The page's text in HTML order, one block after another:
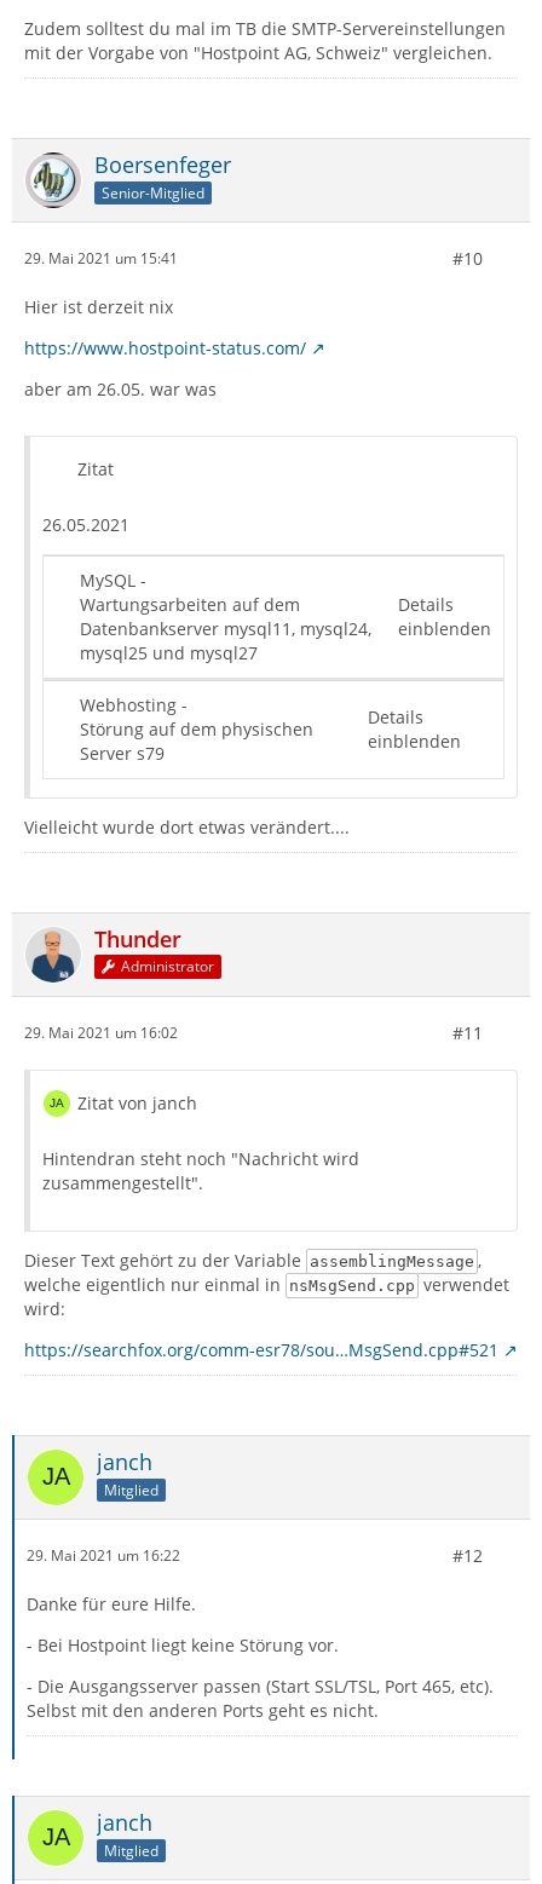
Zudem solltest du mal im TB die SMTP-Servereinstellungen
mit der Vorgabe von "Hostpoint AG, Schweiz" vergleichen.
Boersenfeger
Senior-Mitglied
29. Mai 2021 um 15:41 #10
Hier ist derzeit nix
https://www.hostpoint-status.com/
aber am 26.05. war was
Zitat
26.05.2021
MySQL -
Wartungsarbeiten auf dem
Datenbankserver mysql11, mysql24,
mysql25 und mysql27
Details
einblenden
Webhosting -
Störung auf dem physischen
Server s79
Details
einblenden
Vielleicht wurde dort etwas verändert....
Thunder
Administrator
29. Mai 2021 um 16:02 #11
Zitat von janch
Hintendran steht noch "Nachricht wird
zusammengestellt".
Dieser Text gehört zu der Variable assemblingMessage ,
welche eigentlich nur einmal in nsMsgSend.cpp verwendet
wird:
https://searchfox.org/comm-esr78/sou…MsgSend.cpp#521
janch
Mitglied
29. Mai 2021 um 16:22 #12
Danke für eure Hilfe.
- Bei Hostpoint liegt keine Störung vor.
- Die Ausgangsserver passen (Start SSL/TSL, Port 465, etc).
Selbst mit den anderen Ports geht es nicht.
janch
Mitglied